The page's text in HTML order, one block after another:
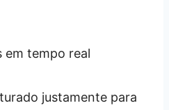
em tempo real
justamente para